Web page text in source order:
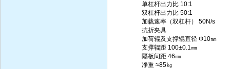
单杠杆出力比 10:1
双杠杆出力比 50:1
加载速率（双杠杆） 50N/s
抗折夹具
加荷辊及支撑辊直径 Ф10㎜
支撑辊距 100±0.1㎜
隔板间距 46㎜
净重 ≈85㎏